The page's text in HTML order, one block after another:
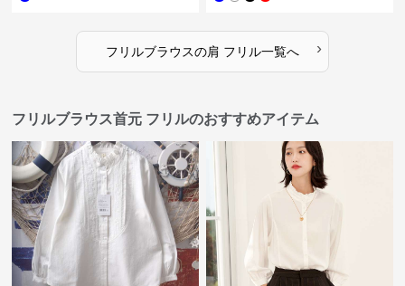
フリルブラウスの肩 フリル一覧へ ›
フリルブラウス首元 フリルのおすすめアイテム